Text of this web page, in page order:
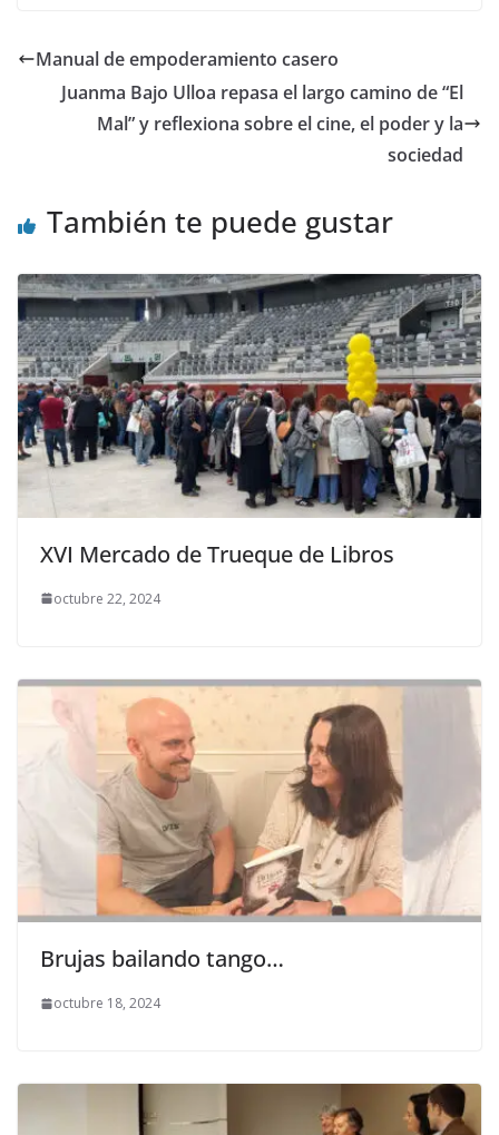
b
o
o
d
o
n
l p
ar
ti
Manual de empoderamiento casero
Juanma Bajo Ulloa repasa el largo camino de “El
Mal” y reflexiona sobre el cine, el poder y la
sociedad
También te puede gustar
XVI Mercado de Trueque de Libros
octubre 22, 2024
Brujas bailando tango…
octubre 18, 2024